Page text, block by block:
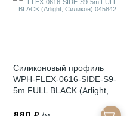
Силиконовый профиль
WPH-FLEX-0616-SIDE-S9-
5m FULL BLACK (Arlight,